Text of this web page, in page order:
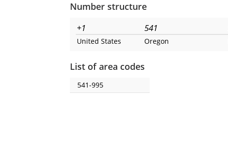
Number structure
+1 541
United States Oregon
List of area codes
541-995